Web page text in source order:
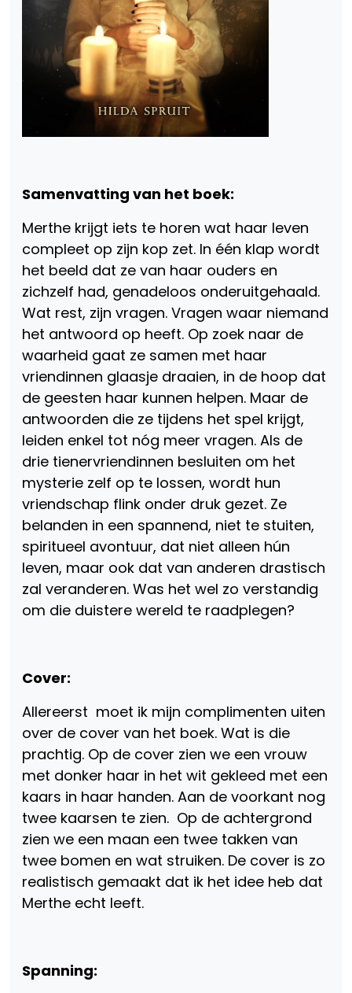
Samenvatting van het boek:
Merthe krijgt iets te horen wat haar leven
compleet op zijn kop zet. In één klap wordt
het beeld dat ze van haar ouders en
zichzelf had, genadeloos onderuitgehaald.
Wat rest, zijn vragen. Vragen waar niemand
het antwoord op heeft. Op zoek naar de
waarheid gaat ze samen met haar
vriendinnen glaasje draaien, in de hoop dat
de geesten haar kunnen helpen. Maar de
antwoorden die ze tijdens het spel krijgt,
leiden enkel tot nóg meer vragen. Als de
drie tienervriendinnen besluiten om het
mysterie zelf op te lossen, wordt hun
vriendschap flink onder druk gezet. Ze
belanden in een spannend, niet te stuiten,
spiritueel avontuur, dat niet alleen hún
leven, maar ook dat van anderen drastisch
zal veranderen. Was het wel zo verstandig
om die duistere wereld te raadplegen?
Cover:
Allereerst moet ik mijn complimenten uiten
over de cover van het boek. Wat is die
prachtig. Op de cover zien we een vrouw
met donker haar in het wit gekleed met een
kaars in haar handen. Aan de voorkant nog
twee kaarsen te zien. Op de achtergrond
zien we een maan een twee takken van
twee bomen en wat struiken. De cover is zo
realistisch gemaakt dat ik het idee heb dat
Merthe echt leeft.
Spanning: